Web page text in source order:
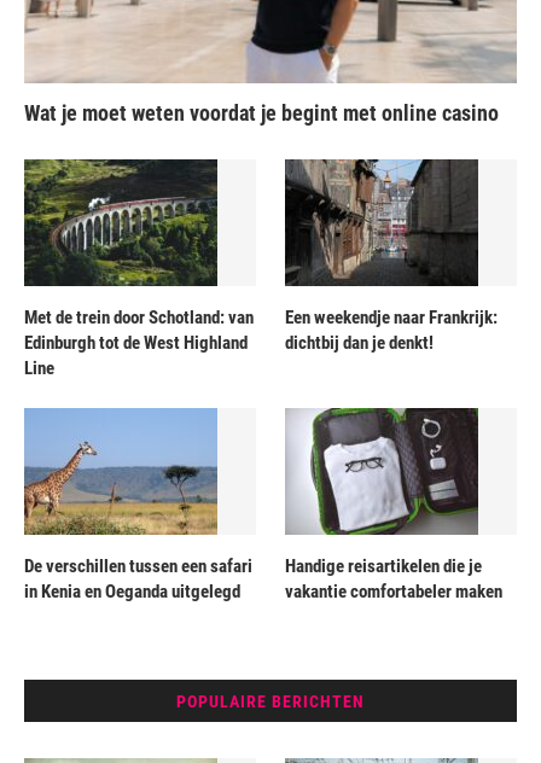
Wat je moet weten voordat je begint met online casino
Met de trein door Schotland: van
Edinburgh tot de West Highland
Line
Een weekendje naar Frankrijk:
dichtbij dan je denkt!
De verschillen tussen een safari
in Kenia en Oeganda uitgelegd
Handige reisartikelen die je
vakantie comfortabeler maken
POPULAIRE BERICHTEN